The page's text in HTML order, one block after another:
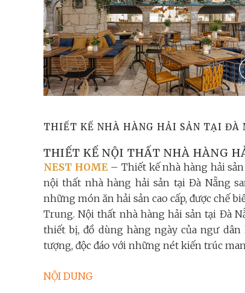
THIẾT KẾ NHÀ HÀNG HẢI SẢN TẠI ĐÀ
THIẾT KẾ NỘI THẤT NHÀ HÀNG
NEST HOME– Thiết kế nhà hàng hải sản
nội thất nhà hàng hải sản tại Đà Nẵng
những món ăn hải sản cao cấp, được chế
Trung. Nội thất nhà hàng hải sản tại Đà
thiết bị, đồ dùng hàng ngày của ngư
tượng, độc đáo với những nét kiến trúc
NỘI DUNG